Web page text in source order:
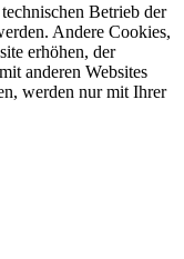
Betrieb der
Andere Cookies,
erhöhen, der
anderen Websites
werden nur mit Ihrer